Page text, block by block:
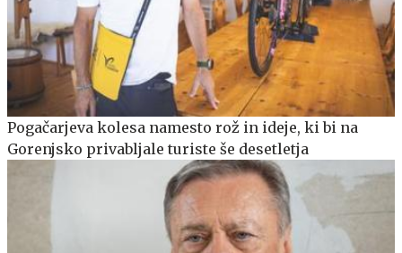
Pogačarjeva kolesa namesto rož in ideje, ki bi na
Gorenjsko privabljale turiste še desetletja